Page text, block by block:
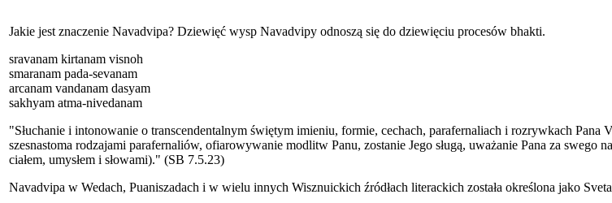
Jakie jest znaczenie Navadvipa? Dziewięć wysp Navadvipy odnoszą się do dziewięciu procesów bhakti.
sravanam kirtanam visnoh
smaranam pada-sevanam
arcanam vandanam dasyam
sakhyam atma-nivedanam
"Słuchanie i intonowanie o transcendentalnym świętym imieniu, formie, cechach, parafernaliach i rozrywkach Pana
szesnastoma rodzajami parafernaliów, ofiarowywanie modlitw Panu, zostanie Jego sługą, uważanie Pana za
ciałem, umysłem i słowami)." (SB 7.5.23)
Navadvipa w Wedach, Puaniszadach i w wielu innych Wisznuickich źródłach literackich została określona jako